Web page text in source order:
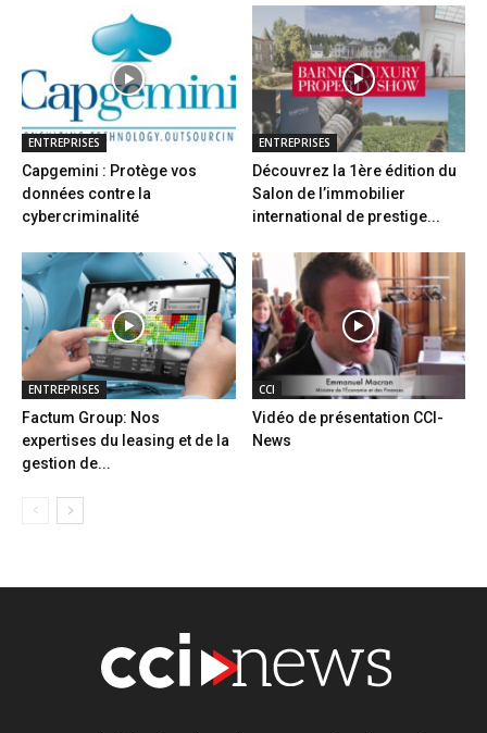
ENTREPRISES
Capgemini : Protège vos
données contre la
cybercriminalité
ENTREPRISES
Découvrez la 1ère édition du
Salon de l’immobilier
international de prestige...
ENTREPRISES
Factum Group: Nos
expertises du leasing et de la
gestion de...
CCI
Vidéo de présentation CCI-
News